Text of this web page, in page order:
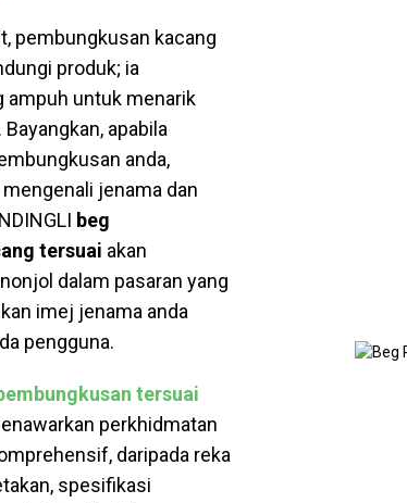
pembungkusan kacang
produk; ia
ampuh untuk menarik
apabila
anda,
jenama dan
beg
tersuai akan
dalam pasaran yang
imej jenama anda
pengguna.
tersuai
perkhidmatan
daripada reka
spesifikasi